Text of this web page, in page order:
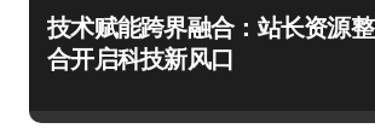
技术赋能跨界融合：站长资源整
合开启科技新风口